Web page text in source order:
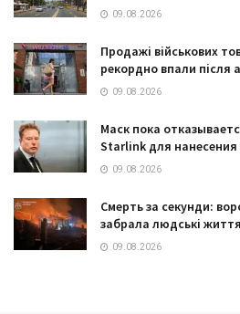
09.08.2026
Продажі військових
рекордно впали після
09.08.2026
Маск пока
Starlink для нанесения
09.08.2026
Смерть за секунди:
забрала людські життя
09.08.2026